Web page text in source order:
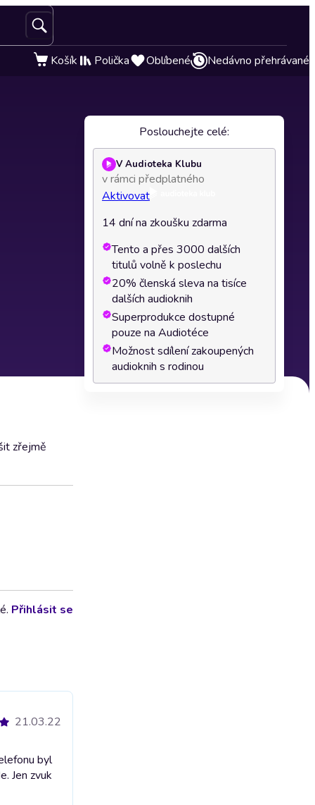
Košík Polička Oblíbené Nedávno přehrávané
zřejmě
Přihlásit se
21.03.22
byl
Jen zvuk
Poslouchejte celé:
V Audioteka Klubu
v rámci předplatného
Aktivovat
14 dní na zkoušku zdarma
Tento a přes 3000 dalších
titulů volně k poslechu
20% členská sleva na tisíce
dalších audioknih
Superprodukce dostupné
pouze na Audiotéce
Možnost sdílení zakoupených
audioknih s rodinou